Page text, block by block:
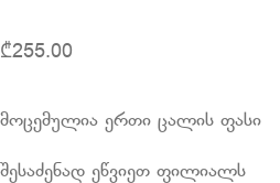
₾255.00
მოცემულია ერთი ცალის ფასი
შესაძენად ეწვიეთ ფილიალს